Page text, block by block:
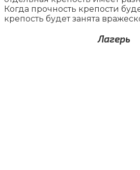
Когда прочность крепости
крепость будет занята
Лагерь